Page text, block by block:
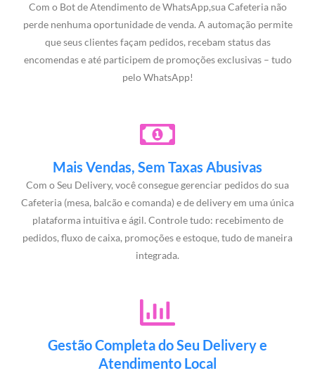
Com o Bot de Atendimento de WhatsApp,sua Cafeteria não
perde nenhuma oportunidade de venda. A automação permite
que seus clientes façam pedidos, recebam status das
encomendas e até participem de promoções exclusivas – tudo
pelo WhatsApp!
Mais Vendas, Sem Taxas Abusivas
Com o Seu Delivery, você consegue gerenciar pedidos do sua
Cafeteria (mesa, balcão e comanda) e de delivery em uma única
plataforma intuitiva e ágil. Controle tudo: recebimento de
pedidos, fluxo de caixa, promoções e estoque, tudo de maneira
integrada.
Gestão Completa do Seu Delivery e
Atendimento Local